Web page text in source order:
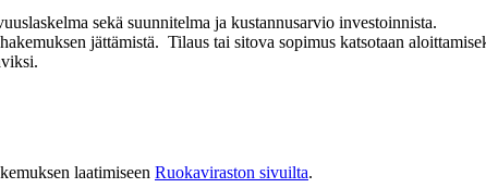
sekä suunnitelma ja kustannusarvio investoinnista.
jättämistä. Tilaus tai sitova sopimus katsotaan
laatimiseen Ruokaviraston sivuilta.